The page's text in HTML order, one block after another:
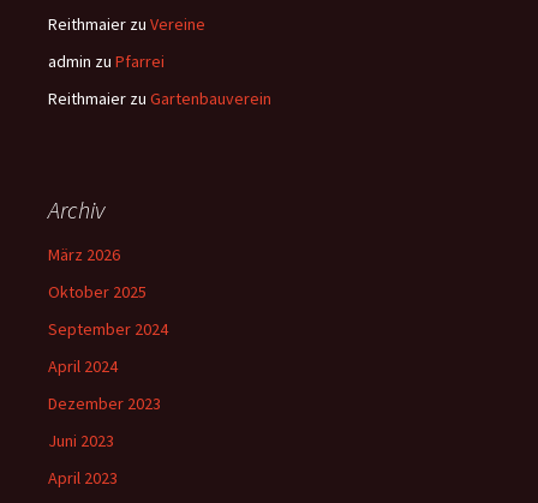
Reithmaier zu Vereine
admin zu Pfarrei
Reithmaier zu Gartenbauverein
Archiv
März 2026
Oktober 2025
September 2024
April 2024
Dezember 2023
Juni 2023
April 2023